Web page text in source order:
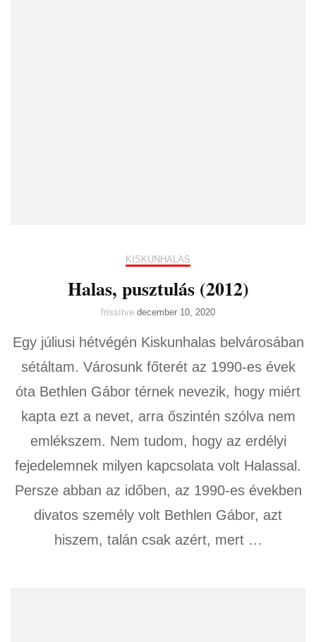
KISKUNHALAS
Halas, pusztulás (2012)
frissítve december 10, 2020
Egy júliusi hétvégén Kiskunhalas belvárosában
sétáltam. Városunk főterét az 1990-es évek
óta Bethlen Gábor térnek nevezik, hogy miért
kapta ezt a nevet, arra őszintén szólva nem
emlékszem. Nem tudom, hogy az erdélyi
fejedelemnek milyen kapcsolata volt Halassal.
Persze abban az időben, az 1990-es években
divatos személy volt Bethlen Gábor, azt
hiszem, talán csak azért, mert …